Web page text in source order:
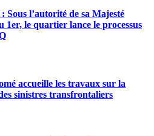
Sous l’autorité de sa Majesté
le quartier lance le processus
accueille les travaux sur la
sinistres transfrontaliers